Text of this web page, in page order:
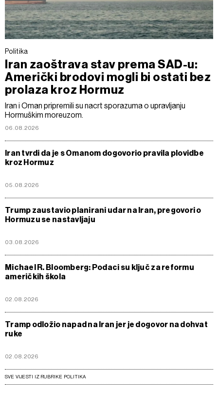
Politika
Iran zaoštrava stav prema SAD-u:
Američki brodovi mogli bi ostati bez
prolaza kroz Hormuz
Iran i Oman pripremili su nacrt sporazuma o upravljanju
Hormuškim moreuzom.
06.08.2026
Iran tvrdi da je s Omanom dogovorio pravila plovidbe
kroz Hormuz
05.08.2026
Trump zaustavio planirani udar na Iran, pregovori o
Hormuzu se nastavljaju
03.08.2026
Michael R. Bloomberg: Podaci su ključ za reformu
američkih škola
02.08.2026
Tramp odložio napad na Iran jer je dogovor na dohvat
ruke
02.08.2026
SVE VIJESTI IZ RUBRIKE POLITIKA